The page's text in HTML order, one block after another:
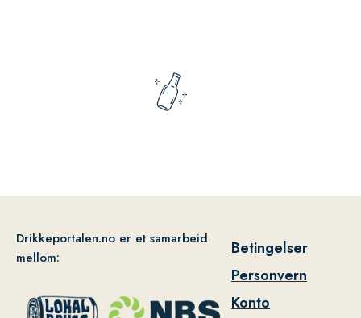
Drikkeportalen.no er et samarbeid
mellom:
Betingelser
Personvern
Konto